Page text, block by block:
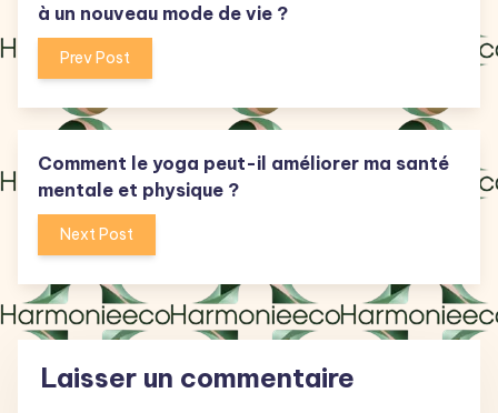
à un nouveau mode de vie ?
Prev Post
Comment le yoga peut-il améliorer ma santé
mentale et physique ?
Next Post
Laisser un commentaire